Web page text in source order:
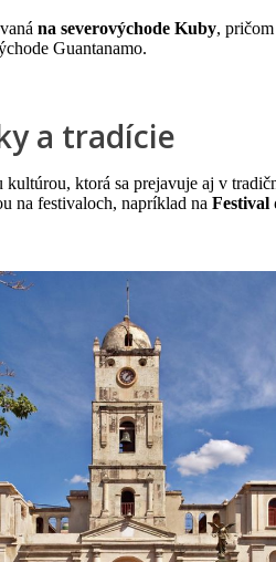
na severovýchode Kuby,
Guantanamo.
a tradície
ktorá sa prejavuje aj v
na festivaloch, napríklad na Festival